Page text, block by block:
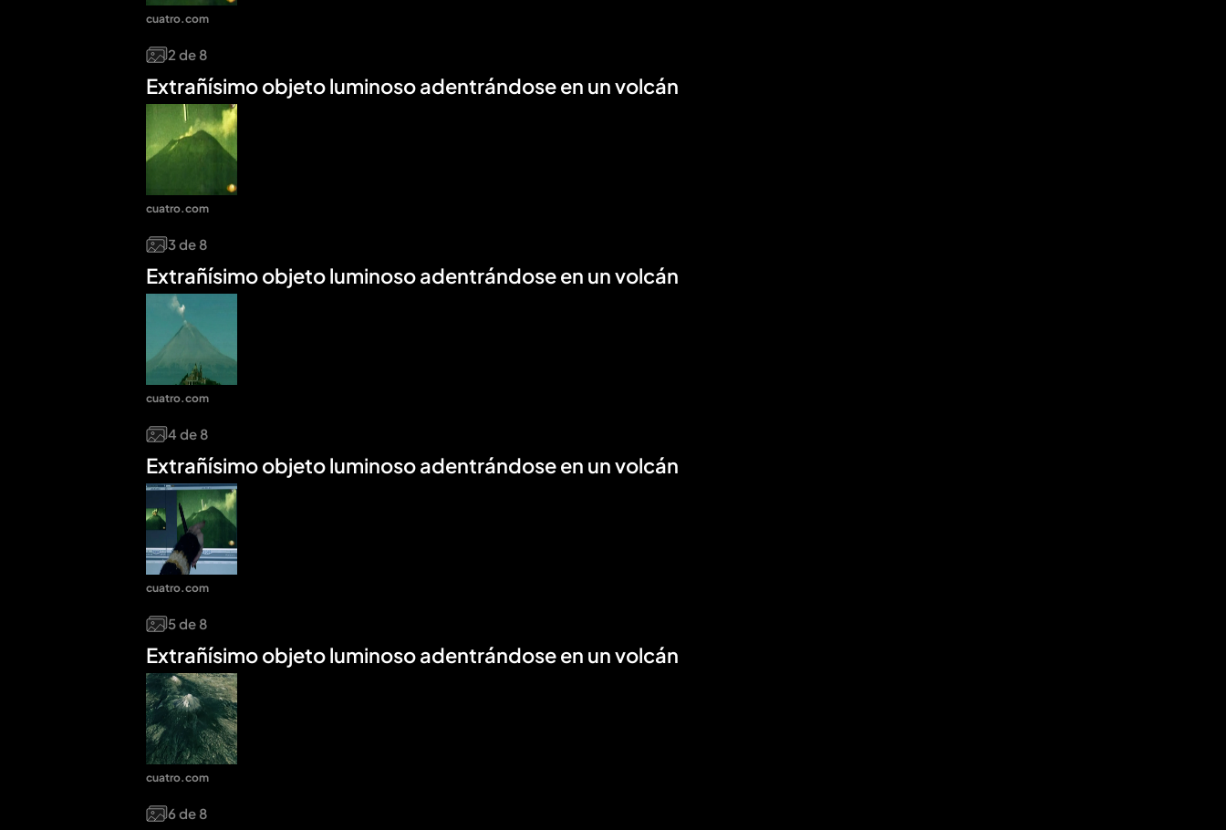
2 de 8
Extrañísimo objeto luminoso adentrándose en un volcán
cuatro.com
3de 8
Extrañísimo objeto luminoso adentrándose en un volcán
cuatro.com
4 de 8
Extrañísimo objeto luminoso adentrándose en un volcán
cuatro.com
5de 8
Extrañísimo objeto luminoso adentrándose en un volcán
cuatro.com
6de 8
cuatro.com